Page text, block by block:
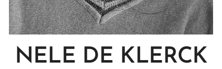
NELE DE KLERCK